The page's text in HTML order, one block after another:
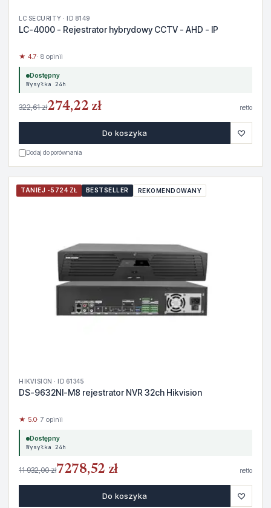
LC SECURITY · ID 8149
LC-4000 - Rejestrator hybrydowy CCTV - AHD - IP
★ 4.7· 8 opinii
Dostępny
Wysyłka 24h
322,61 zł274,22 zł netto
Do koszyka ♡
Dodaj do porównania
TANIEJ -5724 ZŁ BESTSELLER REKOMENDOWANY
HIKVISION · ID 61345
DS-9632NI-M8 rejestrator NVR 32ch Hikvision
★ 5.0· 7 opinii
Dostępny
Wysyłka 24h
11 932,00 zł7278,52 zł netto
Do koszyka ♡